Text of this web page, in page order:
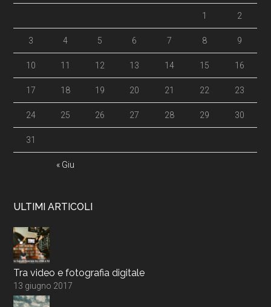
« Giu
1 2
3 4 5 6 7 8 9
10 11 12 13 14 15 16
17 18 19 20 21 22 23
24 25 26 27 28 29 30
31
ULTIMI ARTICOLI
Tra video e fotografia digitale
13 giugno 2017